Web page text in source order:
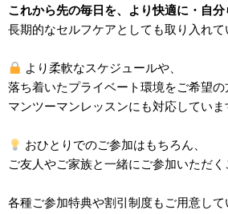
これから先の毎日を、より快適に・自
長期的なセルフケアとしても取り入れて
より柔軟なスケジュールや、
落ち着いたプライベート環境をご希望の
マンツーマンレッスンにも対応していま
おひとりでのご参加はもちろん、
ご友人やご家族と一緒にご参加いただく
各種ご参加特典や割引制度もご用意して